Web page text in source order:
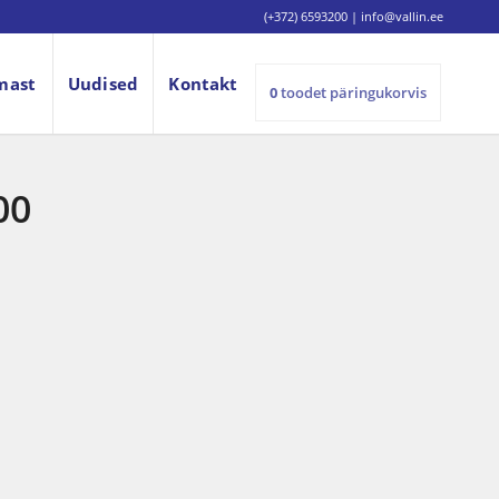
(+372) 6593200 | info@vallin.ee
Uudised Kontakt 0toodet päringukorvis